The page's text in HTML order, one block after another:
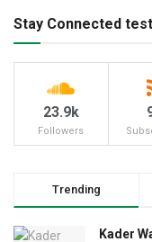
Stay Connected test
23.9k
Followers
Trending
Kader